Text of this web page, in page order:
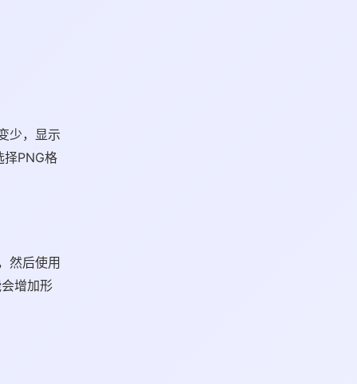
少，显示
PNG格
然后使用
增加形